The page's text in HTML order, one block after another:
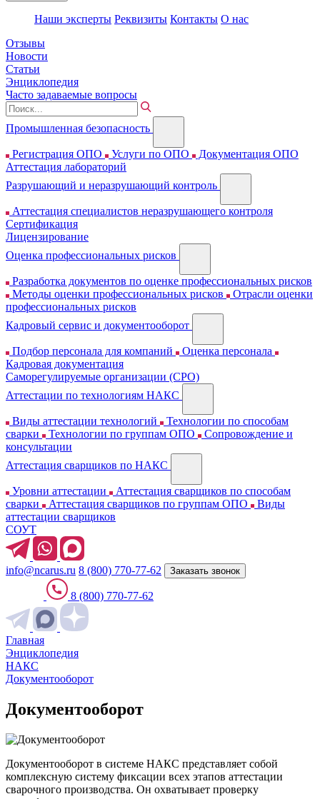
Наши эксперты Реквизиты Контакты О нас
Отзывы
Новости
Статьи
Энциклопедия
Часто задаваемые вопросы
Промышленная безопасность
Регистрация ОПО Услуги по ОПО
Документация ОПО
Аттестация лабораторий
Разрушающий и неразрушающий контроль
Аттестация специалистов неразрушающего контроля
Сертификация
Лицензирование
Оценка профессиональных рисков
Разработка документов по оценке профессиональных рисков
Методы оценки профессиональных рисков
Отрасли оценки
профессиональных рисков
Кадровый сервис и документооборот
Подбор персонала для компаний
Оценка персонала
Кадровая документация
Cаморегулируемые организации (СРО)
Аттестации по технологиям НАКС
Виды аттестации технологий
Технологии по способам
сварки
Технологии по группам ОПО
Сопровождение и
консультации
Аттестация сварщиков по НАКС
Уровни аттестации
Аттестация сварщиков по способам
сварки
Аттестация сварщиков по группам ОПО
Виды
аттестации сварщиков
СОУТ
info@ncarus.ru 8 (800) 770-77-62 Заказать звонок
8 (800) 770-77-62
Главная
Энциклопедия
НАКС
Документооборот
Документооборот
Документооборот в системе НАКС представляет собой
комплексную систему фиксации всех этапов аттестации
сварочного производства. Он охватывает проверку